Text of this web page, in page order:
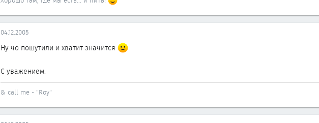
04.12.2005
Ну чо пошутили и хватит значится
С уважением.
& call me - "Roy"